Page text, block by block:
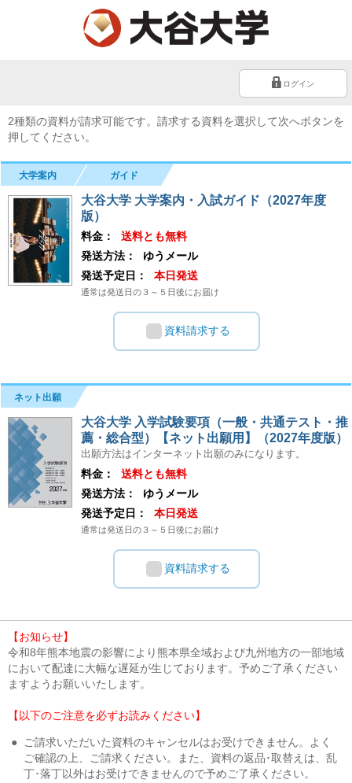
ログイン
2種類の資料が請求可能です。請求する資料を選択して次へボタンを
押してください。
大学案内 ガイド
大谷大学 大学案内・入試ガイド（2027年度
版）
料金：
送料とも無料
発送方法：
ゆうメール
発送予定日：
本日発送
通常は発送日の３～５日後にお届け
資料請求する
ネット出願
大谷大学 入学試験要項（一般・共通テスト・推
薦・総合型）【ネット出願用】（2027年度版）
出願方法はインターネット出願のみになります。
料金：
送料とも無料
発送方法：
ゆうメール
発送予定日：
本日発送
通常は発送日の３～５日後にお届け
資料請求する
【お知らせ】
令和8年熊本地震の影響により熊本県全域および九州地方の一部地域
において配達に大幅な遅延が生じております。予めご了承ください
ますようお願いいたします。
【以下のご注意を必ずお読みください】
●
ご請求いただいた資料のキャンセルはお受けできません。よく
ご確認の上、ご請求ください。また、資料の返品･取替えは、乱
丁･落丁以外はお受けできませんので予めご了承ください。